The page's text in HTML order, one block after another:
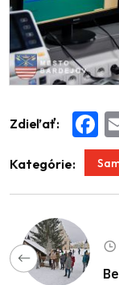
Zdieľať:
Kategórie: